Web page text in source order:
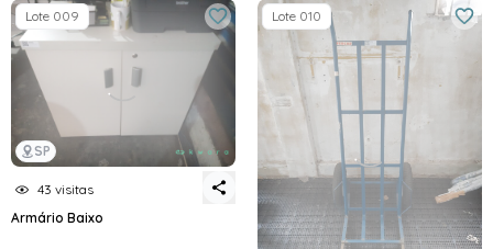
SP
Lote 009
43 visitas
Armário Baixo
Lote 010